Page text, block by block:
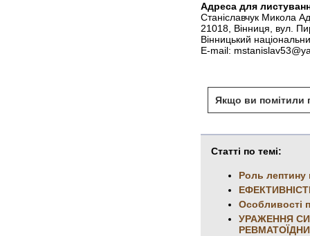
Адреса для
Станіславчук Микола
21018, Вінниця, вул.
Вінницький
E-mail:
Якщо ви помітили
Статті по темі:
Роль лептину
Особливості
УРАЖЕННЯ